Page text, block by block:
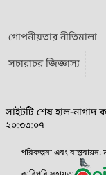
গোপনীয়তার নীতিমালা
সচারাচর জিজ্ঞাস্য
সাইটটি শেষ হাল-
২০:৩৩:০৭
পরিকল্পনা এবং